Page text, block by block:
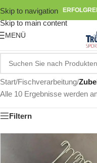
Skip to navigation
Skip to main content
MENÜ
Start/Fischverarbeitung/
Alle 10 Ergebnisse werden
Filtern